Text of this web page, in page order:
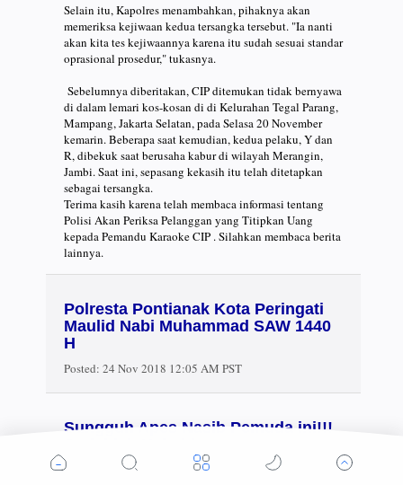
Selain itu, Kapolres menambahkan, pihaknya akan
memeriksa kejiwaan kedua tersangka tersebut. "Ia nanti
akan kita tes kejiwaannya karena itu sudah sesuai standar
oprasional prosedur," tukasnya.
Sebelumnya diberitakan, CIP ditemukan tidak bernyawa
di dalam lemari kos-kosan di di Kelurahan Tegal Parang,
Mampang, Jakarta Selatan, pada Selasa 20 November
kemarin. Beberapa saat kemudian, kedua pelaku, Y dan
R, dibekuk saat berusaha kabur di wilayah Merangin,
Jambi. Saat ini, sepasang kekasih itu telah ditetapkan
sebagai tersangka.
Terima kasih karena telah membaca informasi tentang
Polisi Akan Periksa Pelanggan yang Titipkan Uang
kepada Pemandu Karaoke CIP . Silahkan membaca berita
lainnya.
Polresta Pontianak Kota Peringati
Maulid Nabi Muhammad SAW 1440
H
Posted: 24 Nov 2018 12:05 AM PST
Sungguh Apes Nasib Pemuda ini!!!
Bensin,Motorpun Lenyap Disikat